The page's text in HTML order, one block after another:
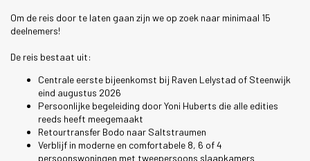
Om de reis door te laten gaan zijn we op zoek naar minimaal 15
deelnemers!
De reis bestaat uit:
Centrale eerste bijeenkomst bij Raven Lelystad of Steenwijk
eind augustus 2026
Persoonlijke begeleiding door Yoni Huberts die alle edities
reeds heeft meegemaakt
Retourtransfer Bodo naar Saltstraumen
Verblijf in moderne en comfortabele 8, 6 of 4
persoonswoningen met tweepersoons slaapkamers